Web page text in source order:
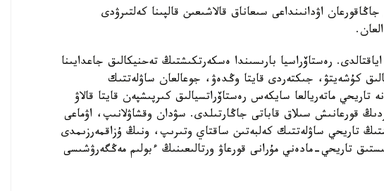
اۋدانىنداعى سىعاناق قالاشىعىن قالپىنا كەلتىرۋدى
رەستاۆراسيا بارىسىندا ەسكەرتكىشتىڭ تەحنيكالىق جاعدايىنا
كۇشەيتۋ، جىكتەردى قايتا وڭدەۋ، جوعالعان ساۋلەتتىك
تاريحي ماتەريالعا سايكەس رەستاۆراتسيالىق كىرپىشپەن قايتا قالاۋ
قورعانىش سىلاق قاباتى جاڭارتىلدى. سۋدان وقشاۋلانىپ، اۋماعى
تاريحي ساۋلەتتىك كەلبەتىن ساقتاي وتىرىپ، ونىڭ ۇزاقمەرزىمدى
تاريحي-مادەني مۇرانى قورعاۋ ورتالىعىنىڭ ءبولىم مەڭگەرۋشىسى